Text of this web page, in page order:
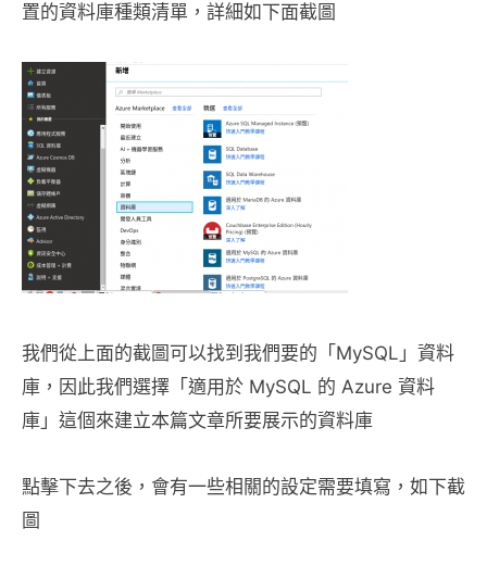
置的資料庫種類清單，詳細如下面截圖
我們從上面的截圖可以找到我們要的「MySQL」資料
庫，因此我們選擇「適用於 MySQL 的 Azure 資料
庫」這個來建立本篇文章所要展示的資料庫
點擊下去之後，會有一些相關的設定需要填寫，如下截
圖